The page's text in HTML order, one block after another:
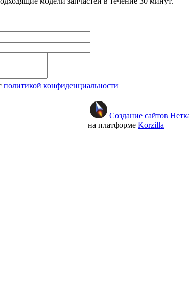
политикой конфиденциальности
Создание сайтов
на платформе Korzilla